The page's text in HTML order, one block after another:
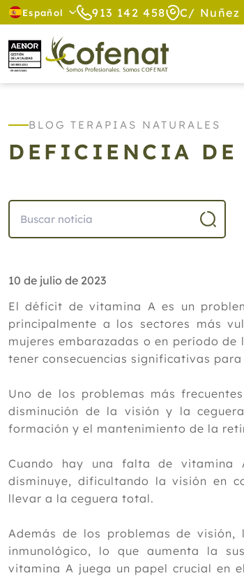
Español 913 142 458 C/ Nuñez
BLOG TERAPIAS NATURALES
DEFICIENCIA
10 de julio de 2023
El déficit de vitamina A es un
principalmente a los sectores más
mujeres embarazadas o en período
tener consecuencias significativas
Uno de los problemas más
disminución de la visión y la
formación y el mantenimiento de la
Cuando hay una falta de vitamina
disminuye, dificultando la visión en
llevar a la ceguera total.
Además de los problemas de
inmunológico, lo que aumenta la
vitamina A juega un papel crucial en